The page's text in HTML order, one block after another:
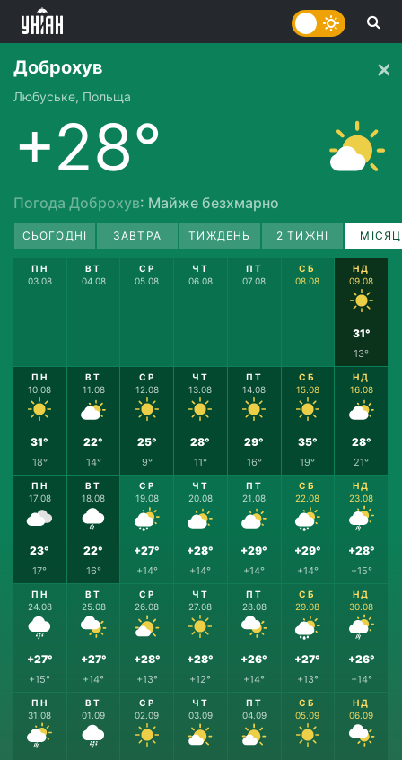
Доброхув
Любуське, Польща
+28°
Погода Доброхув: Майже безхмарно
СЬОГОДНІ ЗАВТРА ТИЖДЕНЬ 2 ТИЖНІ
ПН
03.08
ВТ
04.08
СР
05.08
ЧТ
06.08
ПТ
07.08
СБ
08.08
НД
09.08
31°
13°
ПН
10.08
31°
18°
ВТ
11.08
22°
14°
СР
12.08
25°
9°
ЧТ
13.08
28°
11°
ПТ
14.08
29°
16°
СБ
15.08
35°
19°
НД
16.08
28°
21°
ПН
17.08
23°
17°
ВТ
18.08
22°
16°
СР
19.08
+27°
+14°
ЧТ
20.08
+28°
+14°
ПТ
21.08
+29°
+14°
СБ
22.08
+29°
+14°
НД
23.08
+28°
+15°
ПН
24.08
+27°
+15°
ВТ
25.08
+27°
+14°
СР
26.08
+28°
+13°
ЧТ
27.08
+28°
+12°
ПТ
28.08
+26°
+14°
СБ
29.08
+27°
+13°
НД
30.08
+26°
+14°
ПН
31.08
ВТ
01.09
СР
02.09
ЧТ
03.09
ПТ
04.09
СБ
05.09
НД
06.09